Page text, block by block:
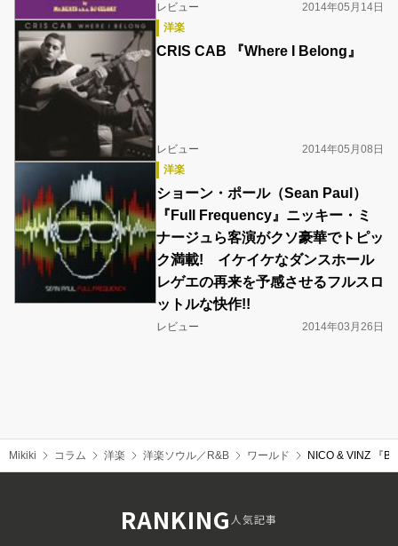
レビュー
2014年05月14日
洋楽
CRIS CAB 『Where I Belong』
レビュー
2014年05月08日
洋楽
ショーン・ポール（Sean Paul）
『Full Frequency』ニッキー・ミ
ナージュら客演がクソ豪華でトピッ
ク満載! イケイケなダンスホール
レゲエの再来を予感させるフルスロ
ットルな快作!!
レビュー 2014年03月26日
Mikiki コラム 洋楽 洋楽ソウル／R&B ワールド NICO & VINZ 『
RANKING人気記事